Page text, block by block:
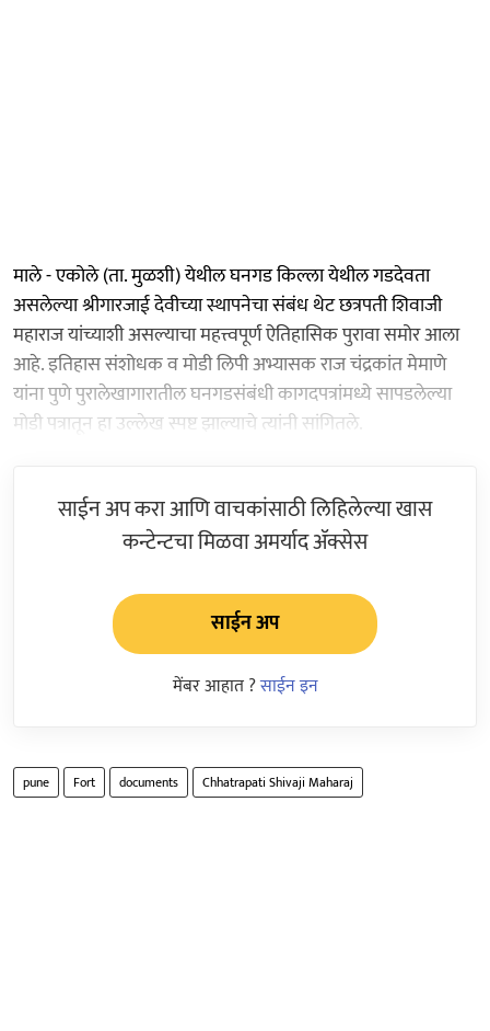
माले - एकोले (ता. मुळशी) येथील घनगड किल्ला येथील गडदेवता
असलेल्या श्रीगारजाई देवीच्या स्थापनेचा संबंध थेट छत्रपती शिवाजी
महाराज यांच्याशी असल्याचा महत्त्वपूर्ण ऐतिहासिक पुरावा समोर आला
आहे. इतिहास संशोधक व मोडी लिपी अभ्यासक राज चंद्रकांत मेमाणे
यांना पुणे पुरालेखागारातील घनगडसंबंधी कागदपत्रांमध्ये सापडलेल्या
मोडी पत्रातून हा उल्लेख स्पष्ट झाल्याचे त्यांनी सांगितले.
साईन अप करा आणि वाचकांसाठी लिहिलेल्या खास
कन्टेन्टचा मिळवा अमर्याद ॲक्सेस
साईन अप
मेंबर आहात ?साईन इन
pune Fort documents Chhatrapati Shivaji Maharaj